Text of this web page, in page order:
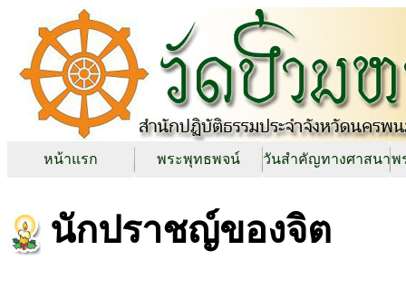
หน้าแรก พระพุทธพจน์ วันสำคัญทางศาสนาพ
นักปราชญ์ของจิต